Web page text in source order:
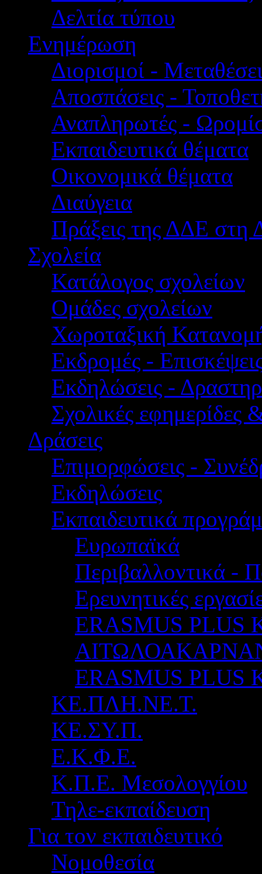
Δελτία τύπου
Ενημέρωση
Διορισμοί -
Αποσπάσεις -
Αναπληρωτές -
Εκπαιδευτικά θέματα
Οικονομικά θέματα
Διαύγεια
Πράξεις της ΔΔΕ στη
Σχολεία
Κατάλογος σχολείων
Ομάδες σχολείων
Χωροταξική
Εκδρομές -
Εκδηλώσεις -
Σχολικές εφημερίδες
Δράσεις
Επιμορφώσεις -
Εκδηλώσεις
Εκπαιδευτικά
Ευρωπαϊκά
Περιβαλλοντικά -
Ερευνητικές
ERASMUS PLUS
ERASMUS
ΚΕ.ΠΛΗ.ΝΕ.Τ.
ΚΕ.ΣΥ.Π.
Ε.Κ.Φ.Ε.
Κ.Π.Ε. Μεσολογγίου
Τηλε-εκπαίδευση
Για τον εκπαιδευτικό
Νομοθεσία